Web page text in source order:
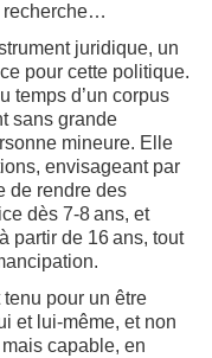
recherche…
juridique, un
pour cette politique.
temps d’un corpus
sans grande
mineure. Elle
envisageant par
de rendre des
dès 7-8 ans, et
partir de 16 ans, tout
tenu pour un être
et lui-même, et non
capable, en